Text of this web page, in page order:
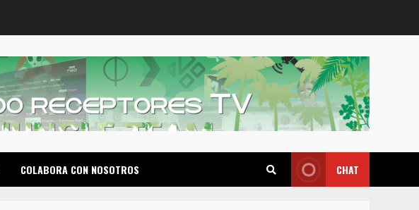
COLABORA CON NOSOTROS CHAT